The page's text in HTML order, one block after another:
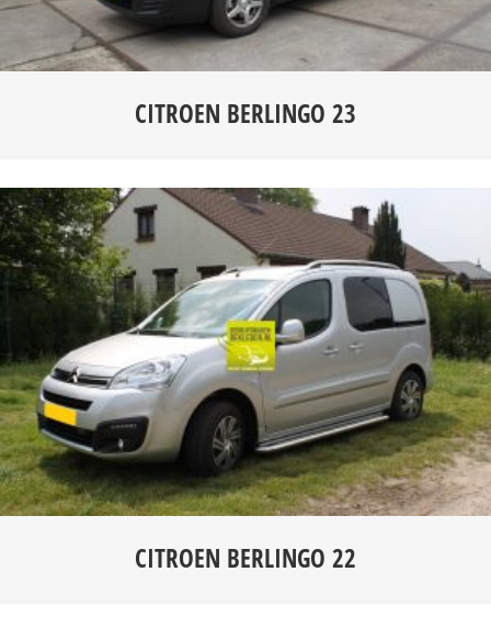
CITROEN BERLINGO 23
CITROEN BERLINGO 22